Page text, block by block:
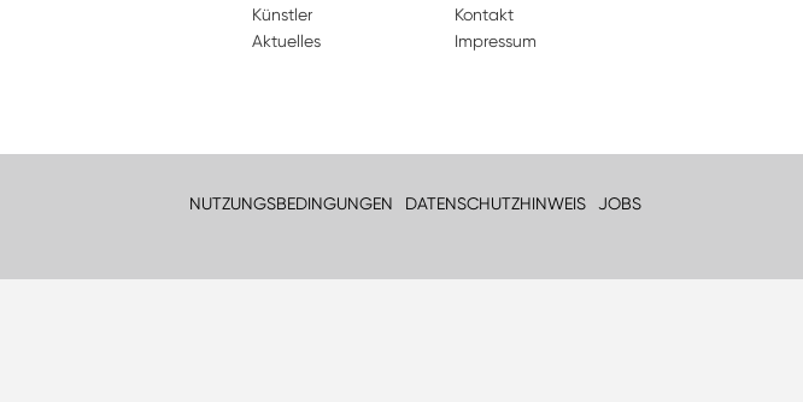
Künstler
Aktuelles
Kontakt
Impressum
NUTZUNGSBEDINGUNGEN DATENSCHUTZHINWEIS JOBS